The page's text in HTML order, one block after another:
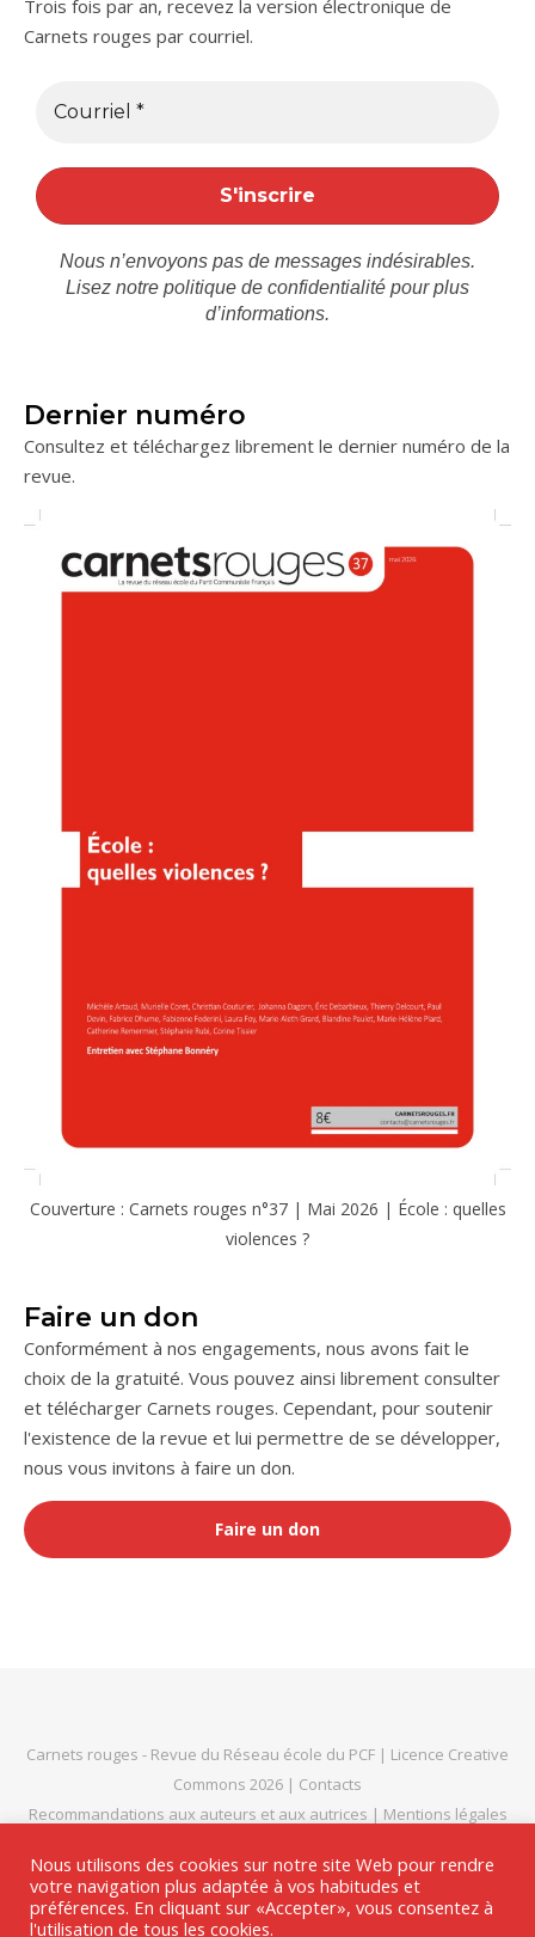
Trois fois par an, recevez la version électronique de
Carnets rouges par courriel.
Nous n’envoyons pas de messages indésirables.
Lisez notre politique de confidentialité pour plus
d’informations.
Dernier numéro
Consultez et téléchargez librement le dernier numéro de la
revue.
Couverture : Carnets rouges n°37 | Mai 2026 | École : quelles
violences ?
Faire un don
Conformément à nos engagements, nous avons fait le
choix de la gratuité. Vous pouvez ainsi librement consulter
et télécharger Carnets rouges. Cependant, pour soutenir
l'existence de la revue et lui permettre de se développer,
nous vous invitons à faire un don.
Faire un don
Carnets rouges - Revue du Réseau école du PCF | Licence Creative
Commons 2026 | Contacts
Recommandations aux auteurs et aux autrices | Mentions légales
HAUT DE PAGE
Nous utilisons des cookies sur notre site Web pour rendre
votre navigation plus adaptée à vos habitudes et
préférences. En cliquant sur «Accepter», vous consentez à
l'utilisation de tous les cookies.